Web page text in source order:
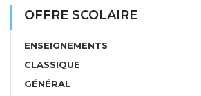
OFFRE SCOLAIRE
ENSEIGNEMENTS
CLASSIQUE
GÉNÉRAL